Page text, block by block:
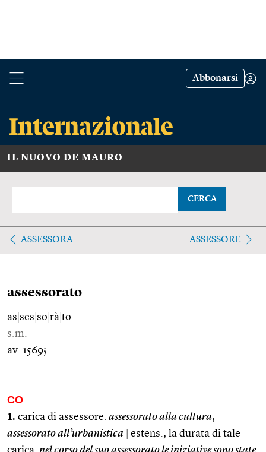
Abbonarsi
IL NUOVO DE MAURO
CERCA
ASSESSORA ASSESSORE
assessorato
as ses so rà to
s.m.
av. 1569;
CO
1. carica di assessore: assessorato alla cultura,
assessorato all’urbanistica
estens., la durata di tale